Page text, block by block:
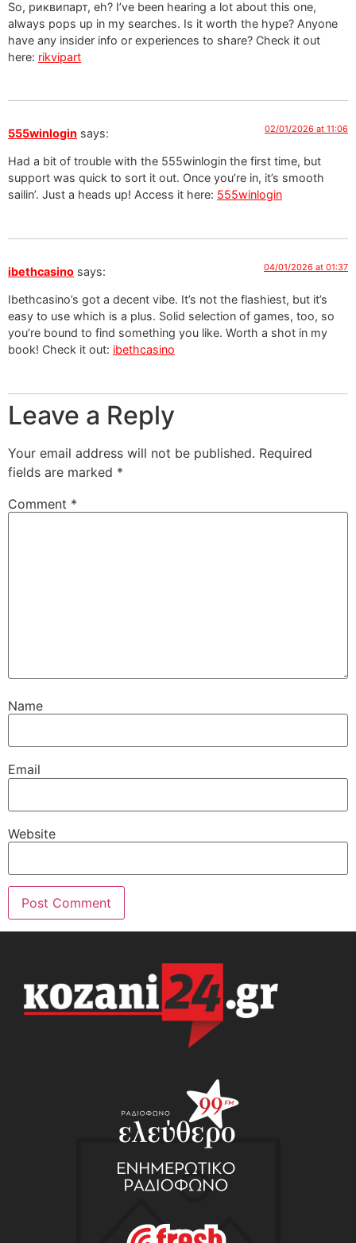
So, риквипарт, eh? I’ve been hearing a lot about this one,
always pops up in my searches. Is it worth the hype? Anyone
have any insider info or experiences to share? Check it out
here: rikvipart
555winlogin says: 02/01/2026 at 11:06
Had a bit of trouble with the 555winlogin the first time, but
support was quick to sort it out. Once you’re in, it’s smooth
sailin’. Just a heads up! Access it here: 555winlogin
ibethcasino says: 04/01/2026 at 01:37
Ibethcasino’s got a decent vibe. It’s not the flashiest, but it’s
easy to use which is a plus. Solid selection of games, too, so
you’re bound to find something you like. Worth a shot in my
book! Check it out: ibethcasino
Leave a Reply
Your email address will not be published. Required
fields are marked *
Comment *
Name
Email
Website